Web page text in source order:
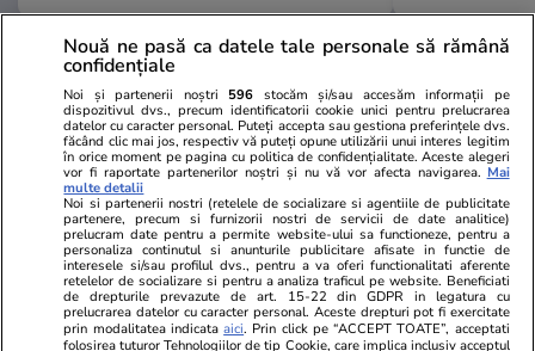
PARTENERI
Nouă ne pasă ca datele tale personale să rămână
confidențiale
Noi și partenerii noștri 596 stocăm și/sau accesăm informații pe
dispozitivul dvs., precum identificatorii cookie unici pentru prelucrarea
datelor cu caracter personal. Puteți accepta sau gestiona preferințele dvs.
făcând clic mai jos, respectiv vă puteți opune utilizării unui interes legitim
în orice moment pe pagina cu politica de confidențialitate. Aceste alegeri
vor fi raportate partenerilor noștri și nu vă vor afecta navigarea. Mai
multe detalii
Noi si partenerii nostri (retelele de socializare si agentiile de publicitate
partenere, precum si furnizorii nostri de servicii de date analitice)
prelucram date pentru a permite website-ului sa functioneze, pentru a
personaliza continutul si anunturile publicitare afisate in functie de
interesele si/sau profilul dvs., pentru a va oferi functionalitati aferente
retelelor de socializare si pentru a analiza traficul pe website. Beneficiati
de drepturile prevazute de art. 15-22 din GDPR in legatura cu
prelucrarea datelor cu caracter personal. Aceste drepturi pot fi exercitate
prin modalitatea indicataaici. Prin click pe “ACCEPT TOATE”, acceptati
folosirea tuturor Tehnologiilor de tip Cookie, care implica inclusiv acceptul